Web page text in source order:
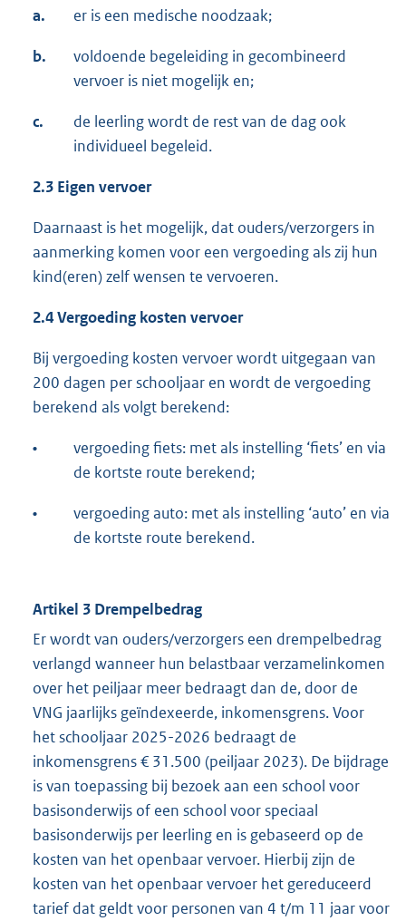
a. er is een medische noodzaak;
b.
voldoende begeleiding in gecombineerd
vervoer is niet mogelijk en;
c.
de leerling wordt de rest van de dag ook
individueel begeleid.
2.3 Eigen vervoer
Daarnaast is het mogelijk, dat ouders/verzorgers in
aanmerking komen voor een vergoeding als zij hun
kind(eren) zelf wensen te vervoeren.
2.4 Vergoeding kosten vervoer
Bij vergoeding kosten vervoer wordt uitgegaan van
200 dagen per schooljaar en wordt de vergoeding
berekend als volgt berekend:
•
vergoeding fiets: met als instelling ‘fiets’ en via
de kortste route berekend;
•
vergoeding auto: met als instelling ‘auto’ en via
de kortste route berekend.
Artikel 3 Drempelbedrag
Er wordt van ouders/verzorgers een drempelbedrag
verlangd wanneer hun belastbaar verzamelinkomen
over het peiljaar meer bedraagt dan de, door de
VNG jaarlijks geïndexeerde, inkomensgrens. Voor
het schooljaar 2025-2026 bedraagt de
inkomensgrens € 31.500 (peiljaar 2023). De bijdrage
is van toepassing bij bezoek aan een school voor
basisonderwijs of een school voor speciaal
basisonderwijs per leerling en is gebaseerd op de
kosten van het openbaar vervoer. Hierbij zijn de
kosten van het openbaar vervoer het gereduceerd
tarief dat geldt voor personen van 4 t/m 11 jaar voor